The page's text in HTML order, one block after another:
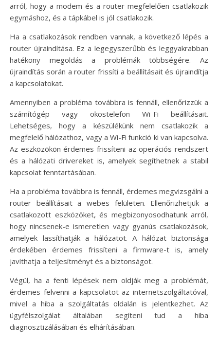
arról, hogy a modem és a router megfelelően csatlakozik
egymáshoz, és a tápkábel is jól csatlakozik.
Ha a csatlakozások rendben vannak, a következő lépés a
router újraindítása. Ez a legegyszerűbb és leggyakrabban
hatékony megoldás a problémák többségére. Az
újraindítás során a router frissíti a beállításait és újraindítja
a kapcsolatokat.
Amennyiben a probléma továbbra is fennáll, ellenőrizzük a
számítógép vagy okostelefon Wi-Fi beállításait.
Lehetséges, hogy a készülékünk nem csatlakozik a
megfelelő hálózathoz, vagy a Wi-Fi funkció ki van kapcsolva.
Az eszközökön érdemes frissíteni az operációs rendszert
és a hálózati drivereket is, amelyek segíthetnek a stabil
kapcsolat fenntartásában.
Ha a probléma továbbra is fennáll, érdemes megvizsgálni a
router beállításait a webes felületen. Ellenőrizhetjük a
csatlakozott eszközöket, és megbizonyosodhatunk arról,
hogy nincsenek-e ismeretlen vagy gyanús csatlakozások,
amelyek lassíthatják a hálózatot. A hálózat biztonsága
érdekében érdemes frissíteni a firmware-t is, amely
javíthatja a teljesítményt és a biztonságot.
Végül, ha a fenti lépések nem oldják meg a problémát,
érdemes felvenni a kapcsolatot az internetszolgáltatóval,
mivel a hiba a szolgáltatás oldalán is jelentkezhet. Az
ügyfélszolgálat általában segíteni tud a hiba
diagnosztizálásában és elhárításában.